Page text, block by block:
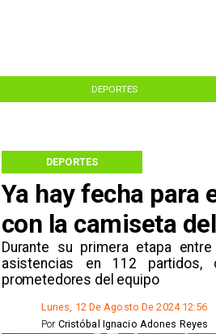
DEPORTES
Ya hay fecha para
con la camiseta
​Durante su primera etapa
asistencias en 112 partidos,
prometedores del equipo
DEPORTES
Lunes, 12 De Agosto De 2024 12:56
Cristóbal Ignacio Adones Reyes
Por